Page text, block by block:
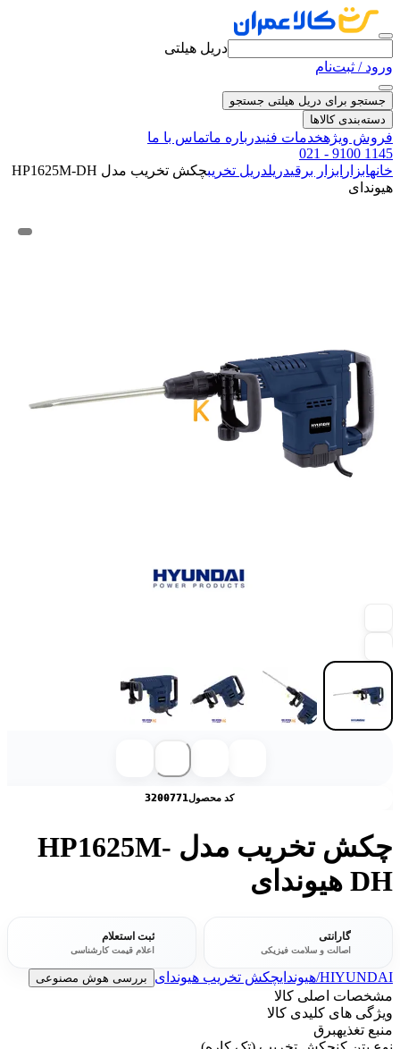
دریل هیلتی
ورود / ثبت‌نام
جستجو برای دریل هیلتی جستجو
دسته‌بندی کالاها
فروش ویژهخدمات فنیدرباره ماتماس با ما
021 - 9100 1145
خانهابزار ابزار برقیدریلدریل تخریب
چکش تخریب مدل HP1625M-DH
هیوندای
کد محصول3200771
چکش تخریب مدل HP1625M-
DH هیوندای
گارانتی
اصالت و سلامت فیزیکی
ثبت استعلام
اعلام قیمت کارشناسی
HIYUNDAI/هیوندای چکش تخریب هیوندای بررسی هوش مصنوعی
مشخصات اصلی کالا
ویژگی های کلیدی کالا
منبع تغذیهبرق